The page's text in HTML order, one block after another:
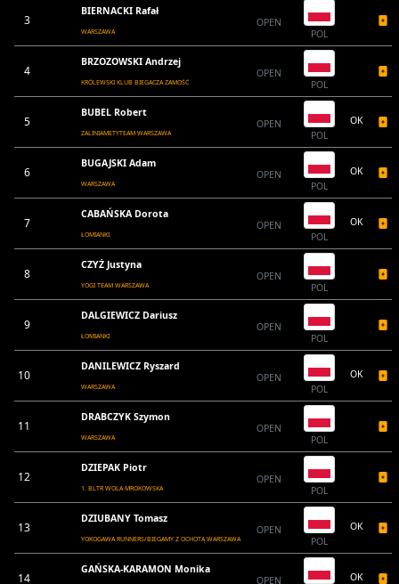
3
BIERNACKI Rafał
WARSZAWA
OPEN
POL
4
BRZOZOWSKI Andrzej
KRÓLEWSKI KLUB BIEGACZA ZAMOŚĆ
OPEN
POL
5
BUBEL Robert
ZALINIAMETYTEAM WARSZAWA
OPEN
POL
OK
6
BUGAJSKI Adam
WARSZAWA
OPEN
POL
OK
7
CABAŃSKA Dorota
ŁOMIANKI
OPEN
POL
OK
8
CZYŻ Justyna
YOGI TEAM WARSZAWA
OPEN
POL
9
DALGIEWICZ Dariusz
ŁOMIANKI
OPEN
POL
10
DANILEWICZ Ryszard
WARSZAWA
OPEN
POL
OK
11
DRABCZYK Szymon
WARSZAWA
OPEN
POL
12
DZIEPAK Piotr
1. BLTR WOLA MROKOWSKA
OPEN
POL
13
DZIUBANY Tomasz
YOKOGAWA RUNNERS/BIEGAMY Z OCHOTĄ WARSZAWA
OPEN
POL
OK
14
GAŃSKA-KARAMON Monika
OPEN
OK